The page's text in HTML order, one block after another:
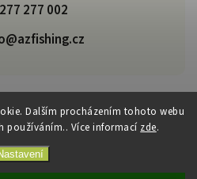
Dalším procházením tohoto webu
používáním.. Více informací zde.
277 277 002
. Všechna práva vyhrazena.
| Design